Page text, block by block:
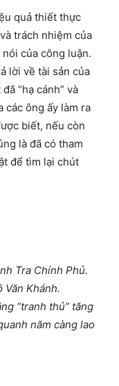
quả thiết thực
trách nhiệm của
của công luận.
lời về tài sản của
“hạ cánh” và
các ông ấy làm ra
biết, nếu còn
là đã có tham
để tìm lại chút
Tra Chính Phủ.
Khánh.
“tranh thủ” tăng
năm càng lao